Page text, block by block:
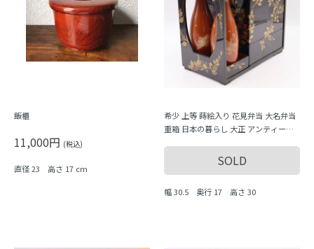
飯櫃
11,000円 (税込)
直径 23 高さ 17 cm
希少 上等 蒔絵入り 花見弁当 大名弁当
重箱 日本の暮らし 大正 アンティーク
SOLD
幅 30.5 奥行 17 高さ 30